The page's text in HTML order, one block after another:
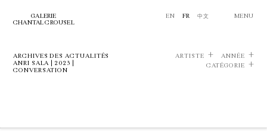
GALERIE
CHANTAL CROUSEL
EN FR 中文 MENU
ARCHIVES DES ACTUALITÉS
ANRI SALA | 2023 |
CONVERSATION
ARTISTE
ANNÉE
CATÉGORIE